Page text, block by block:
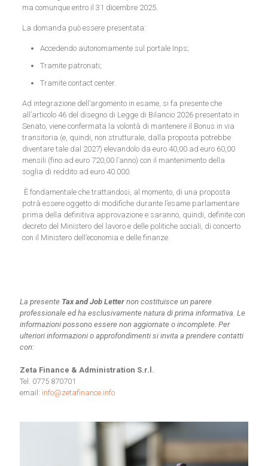
ma comunque entro il 31 dicembre 2025.
La domanda può essere presentata:
Accedendo autonomamente sul portale Inps;
Tramite patronati;
Tramite contact center.
Ad integrazione dell’argomento in esame, si fa presente che
all’articolo 46 del disegno di Legge di Bilancio 2026 presentato in
Senato, viene confermata la volontà di mantenere il Bonus in via
transitoria (e, quindi, non strutturale, dalla proposta potrebbe
diventare tale dal 2027) elevandolo da euro 40,00 ad euro 60,00
mensili (fino ad euro 720,00 l’anno) con il mantenimento della
soglia di reddito ad euro 40.000.
È fondamentale che trattandosi, al momento, di una proposta
potrà essere oggetto di modifiche durante l’esame parlamentare
prima della definitiva approvazione e saranno, quindi, definite con
decreto del Ministero del lavoro e delle politiche sociali, di concerto
con il Ministero dell’economia e delle finanze.
La presente Tax and Job Letter non costituisce un parere
professionale ed ha esclusivamente natura di prima informativa. Le
informazioni possono essere non aggiornate o incomplete. Per
ulteriori informazioni o approfondimenti si invita a prendere contatti
con:
Zeta Finance & Administration S.r.l.
Tel. 0775 870701
email: info@zetafinance.info